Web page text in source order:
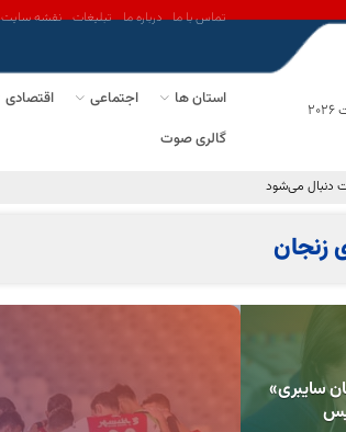
تماس با ما درباره ما تبلیغات نقشه سایت
استان ها اجتماعی اقتصادی
گالری صوت
دنبال می‌شود
سایبری»